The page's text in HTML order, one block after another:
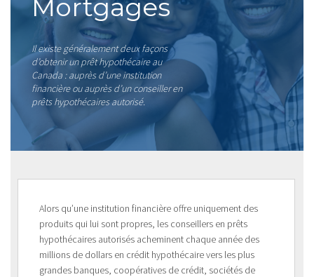
Mortgages
Il existe généralement deux façons
d’obtenir un prêt hypothécaire au
Canada : auprès d’une institution
financière ou auprès d’un conseiller en
prêts hypothécaires autorisé.
Alors qu’une institution financière offre uniquement des
produits qui lui sont propres, les conseillers en prêts
hypothécaires autorisés acheminent chaque année des
millions de dollars en crédit hypothécaire vers les plus
grandes banques, coopératives de crédit, sociétés de